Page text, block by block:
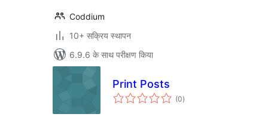
Coddium
10+ सक्रिय स्थापन
6.9.6 के साथ परीक्षण किया
Print Posts
(0कुल
दर)